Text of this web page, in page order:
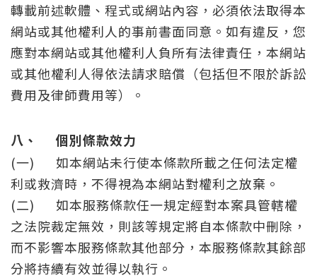
轉載前述軟體、程式或網站內容，必須依法取得本
網站或其他權利人的事前書面同意。如有違反，您
應對本網站或其他權利人負所有法律責任，本網站
或其他權利人得依法請求賠償（包括但不限於訴訟
費用及律師費用等）。
八、
個別條款效力
(一)
如本網站未行使本條款所載之任何法定權
利或救濟時，不得視為本網站對權利之放棄。
(二)
如本服務條款任一規定經對本案具管轄權
之法院裁定無效，則該等規定將自本條款中刪除，
而不影響本服務條款其他部分，本服務條款其餘部
分將持續有效並得以執行。